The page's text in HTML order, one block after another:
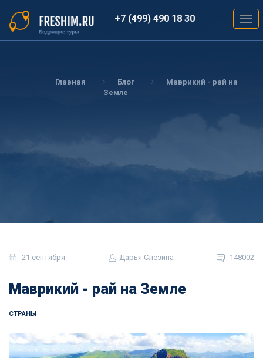
основному
содержанию
+7 (499) 490 18 30
Главная Блог
Маврикий - рай на
Земле
21 сентября Дарья Слёзина 148002
Маврикий - рай на Земле
СТРАНЫ